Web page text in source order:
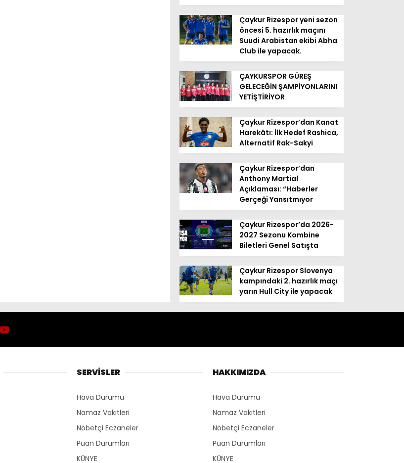
Çaykur Rizespor yeni sezon
öncesi 5. hazırlık maçını
Suudi Arabistan ekibi Abha
Club ile yapacak.
ÇAYKURSPOR GÜREŞ
GELECEĞİN ŞAMPİYONLARINI
YETİŞTİRİYOR
Çaykur Rizespor’dan Kanat
Harekâtı: İlk Hedef Rashica,
Alternatif Rak-Sakyi
Çaykur Rizespor’dan
Anthony Martial
Açıklaması: “Haberler
Gerçeği Yansıtmıyor
Çaykur Rizespor’da 2026-
2027 Sezonu Kombine
Biletleri Genel Satışta
Çaykur Rizespor Slovenya
kampındaki 2. hazırlık maçı
yarın Hull City ile yapacak
SERVİSLER
Hava Durumu
Namaz Vakitleri
Nöbetçi Eczaneler
Puan Durumları
KÜNYE
HAKKIMIZDA
Hava Durumu
Namaz Vakitleri
Nöbetçi Eczaneler
Puan Durumları
KÜNYE